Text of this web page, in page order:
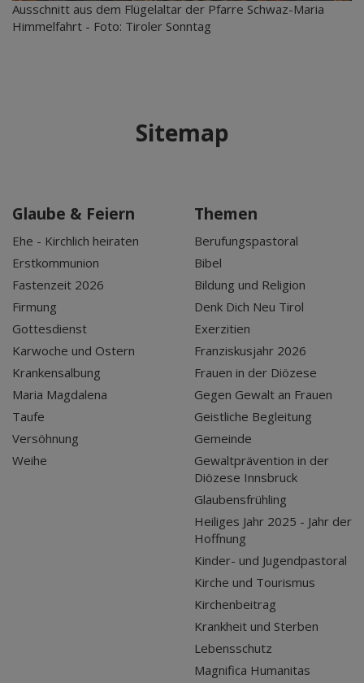
Ausschnitt aus dem Flügelaltar der Pfarre Schwaz-Maria
Himmelfahrt - Foto: Tiroler Sonntag
Sitemap
Glaube & Feiern
Ehe - Kirchlich heiraten
Erstkommunion
Fastenzeit 2026
Firmung
Gottesdienst
Karwoche und Ostern
Krankensalbung
Maria Magdalena
Taufe
Versöhnung
Weihe
Themen
Berufungspastoral
Bibel
Bildung und Religion
Denk Dich Neu Tirol
Exerzitien
Franziskusjahr 2026
Frauen in der Diözese
Gegen Gewalt an Frauen
Geistliche Begleitung
Gemeinde
Gewaltprävention in der
Diözese Innsbruck
Glaubensfrühling
Heiliges Jahr 2025 - Jahr der
Hoffnung
Kinder- und Jugendpastoral
Kirche und Tourismus
Kirchenbeitrag
Krankheit und Sterben
Lebensschutz
Magnifica Humanitas